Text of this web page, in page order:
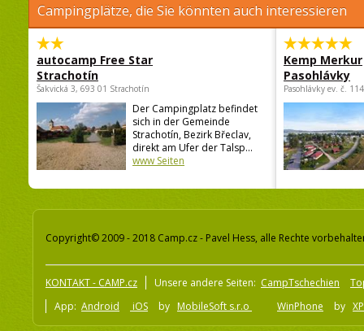
Campingplätze, die Sie könnten auch interessieren
autocamp Free Star
Strachotín
Šakvická 3, 693 01 Strachotín
Der Campingplatz befindet
sich in der Gemeinde
Strachotín, Bezirk Břeclav,
direkt am Ufer der Talsp...
www Seiten
Kemp Merkur
Pasohlávky
Pasohlávky ev. č.
Copyright© 2009 - 2018 Camp.cz - Pavel Hess, alle Rechte
KONTAKT - CAMP.cz Unsere andere Seiten: CampTschechien
App: Android iOS by MobileSoft s.r.o WinPhone by